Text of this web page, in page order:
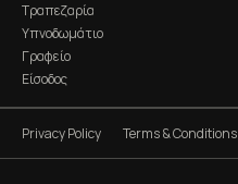
Τραπεζαρία
Υπνοδωμάτιο
Γραφείο
Είσοδος
Privacy Policy Terms & Conditions